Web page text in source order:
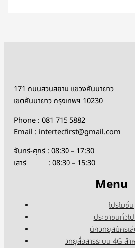
171 ถนนสวนสยาม แขวงคันนายาว
เขตคันนายาว กรุงเทพฯ 10230
Phone : 081 715 5882
Email : intertecfirst@gmail.com
จันทร์-ศุกร์ : 08:30 – 17:30
เสาร์ : 08:30 – 15:30
Menu
โปรโมชั่น
ประชาชนทั่วไ
นักวิทยุสมัครเล่
วิทยุสื่อสารระบบ 4G สำ